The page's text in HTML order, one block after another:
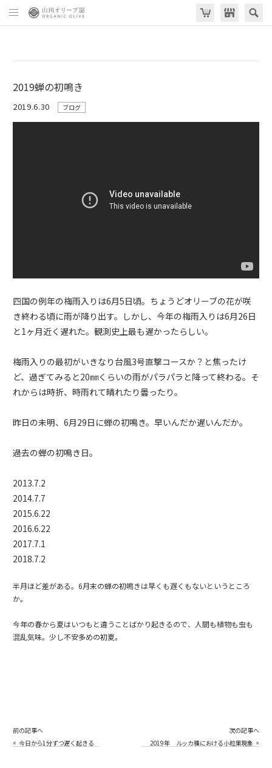
2019蝉の初鳴き
2019.6.30 ブログ
四国の例年の梅雨入りは6月5日頃。ちょうどオリーブの花が咲
き終わる頃に雨が降り出す。しかし、今年の梅雨入りは6月26日
と1ヶ月近く遅れた。観測史上最も遅かったらしい。
梅雨入りの最初がいきなり台風3号直撃コースか？と焦ったけ
ど、過ぎてみると20㎜くらいの雨がパラパラと降って終わる。そ
れからは時折、時雨れて晴れたり曇ったり。
昨日の未明、6月29日に蝉の初鳴き。早いんだか遅いんだか。
過去の蝉の初鳴き日。
2013.7.2
2014.7.7
2015.6.22
2016.6.22
2017.7.1
2018.7.2
半月ほど差がある。6月末の蝉の初鳴きは早くも遅くもないというところ
か。
今年の春から夏はいつもと違うことばかり起きるので、人間も植物も虫も
混乱気味。少し不安多めの初夏。
前の記事へ
« 今日から1分ずつ遅く起きる
次の記事へ
2019年 ルッカ種における小粒果現象
の発生について
»